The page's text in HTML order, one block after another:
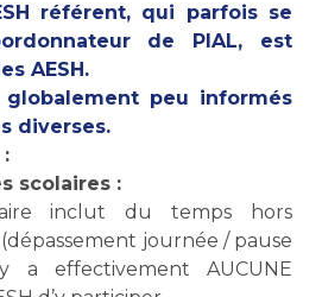
référent, qui parfois se
de PIAL, est
AESH.
globalement peu informés
diverses.
:
scolaires :
inclut du temps hors
journée / pause
a effectivement AUCUNE